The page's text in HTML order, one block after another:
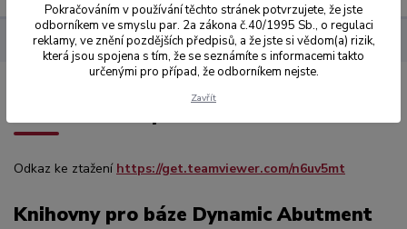
knihovny Dynamic
Odkaz ke ztažení https://get.teamviewer.com/n6uv5mt
Knihovny pro báze Dynamic Abutment
Pokračováním v používání těchto stránek potvrzujete, že jste
odborníkem ve smyslu par. 2a zákona č.40/1995 Sb., o regulaci
reklamy, ve znění pozdějších předpisů, a že jste si vědom(a) rizik,
která jsou spojena s tím, že se seznámíte s informacemi takto
určenými pro případ, že odborníkem nejste.
Zavřít